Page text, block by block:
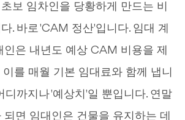
보 임차인을 당황하게 만드는 비
. 바로 'CAM 정산'입니다. 임대 계
인은 내년도 예상 CAM 비용을 제
를 매월 기본 임대료와 함께 냅니
디까지나 '예상치'일 뿐입니다. 연말
면 임대인은 건물을 유지하는 데